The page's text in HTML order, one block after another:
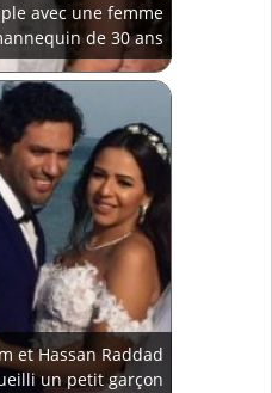
avec une femme
de 30 ans
et Hassan Raddad
un petit garçon